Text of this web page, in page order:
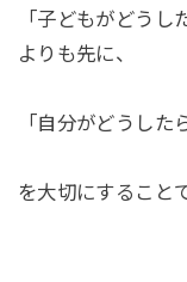
「子どもがどうし
よりも先に、
「自分がどうした
を大切にすること